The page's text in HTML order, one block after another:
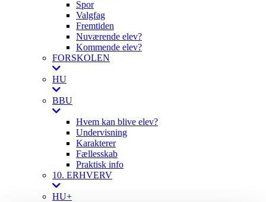
Spor
Valgfag
Fremtiden
Nuværende elev?
Kommende elev?
FORSKOLEN
HU
BBU
Hvem kan blive elev?
Undervisning
Karakterer
Fællesskab
Praktisk info
10. ERHVERV
HU+